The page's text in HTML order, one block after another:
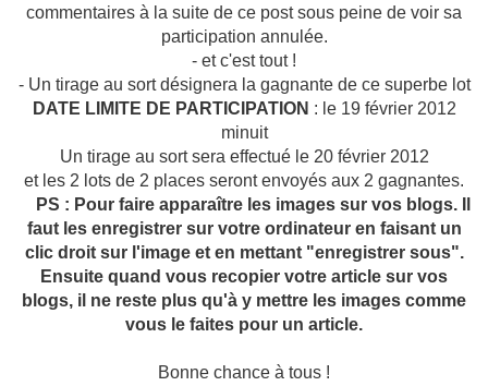
commentaires à la suite de ce post sous peine de voir sa
participation annulée.
- et c'est tout !
- Un tirage au sort désignera la gagnante de ce superbe lot
DATE LIMITE DE PARTICIPATION : le 19 février 2012
minuit
Un tirage au sort sera effectué le 20 février 2012
et les 2 lots de 2 places seront envoyés aux 2 gagnantes.
PS : Pour faire apparaître les images sur vos blogs. Il
faut les enregistrer sur votre ordinateur en faisant un
clic droit sur l'image et en mettant "enregistrer sous".
Ensuite quand vous recopier votre article sur vos
blogs, il ne reste plus qu'à y mettre les images comme
vous le faites pour un article.
Bonne chance à tous !